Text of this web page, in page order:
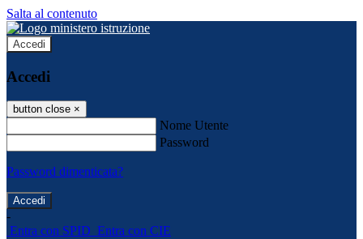
Salta al contenuto
Accedi
Accedi
button close ×
Nome Utente
Password
Password dimenticata?
-
Entra con SPID Entra con CIE